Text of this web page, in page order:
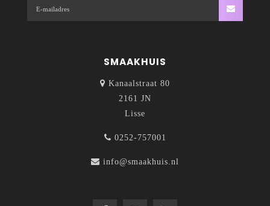
SMAAKHUIS
Kanaalstraat 80
2161 JN
Lisse
0252-757001
info@smaakhuis.nl